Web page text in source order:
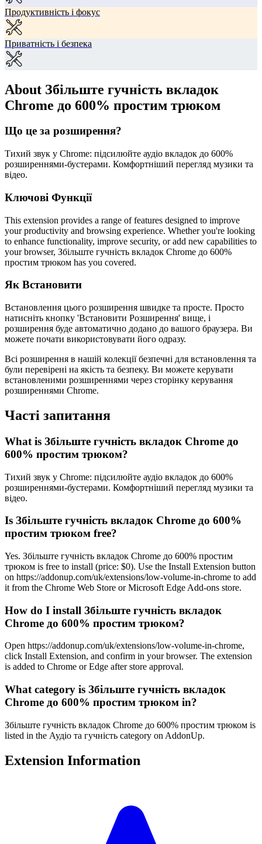
Продуктивність і фокус
Приватність і безпека
About Збільште гучність вкладок
Chrome до 600% простим трюком
Що це за розширення?
Тихий звук у Chrome: підсилюйте аудіо вкладок до 600%
розширеннями-бустерами. Комфортніший перегляд музики та
відео.
Ключові Функції
This extension provides a range of features designed to improve
your productivity and browsing experience. Whether you're looking
to enhance functionality, improve security, or add new capabilities to
your browser, Збільште гучність вкладок Chrome до 600%
простим трюком has you covered.
Як Встановити
Встановлення цього розширення швидке та просте. Просто
натисніть кнопку 'Встановити Розширення' вище, і
розширення буде автоматично додано до вашого браузера. Ви
можете почати використовувати його одразу.
Всі розширення в нашій колекції безпечні для встановлення та
були перевірені на якість та безпеку. Ви можете керувати
встановленими розширеннями через сторінку керування
розширеннями Chrome.
Часті запитання
What is Збільште гучність вкладок Chrome до
600% простим трюком?
Тихий звук у Chrome: підсилюйте аудіо вкладок до 600%
розширеннями-бустерами. Комфортніший перегляд музики та
відео.
Is Збільште гучність вкладок Chrome до 600%
простим трюком free?
Yes. Збільште гучність вкладок Chrome до 600% простим
трюком is free to install (price: $0). Use the Install Extension button
on https://addonup.com/uk/extensions/low-volume-in-chrome to add
it from the Chrome Web Store or Microsoft Edge Add-ons store.
How do I install Збільште гучність вкладок
Chrome до 600% простим трюком?
Open https://addonup.com/uk/extensions/low-volume-in-chrome,
click Install Extension, and confirm in your browser. The extension
is added to Chrome or Edge after store approval.
What category is Збільште гучність вкладок
Chrome до 600% простим трюком in?
Збільште гучність вкладок Chrome до 600% простим трюком is
listed in the Аудіо та гучність category on AddonUp.
Extension Information